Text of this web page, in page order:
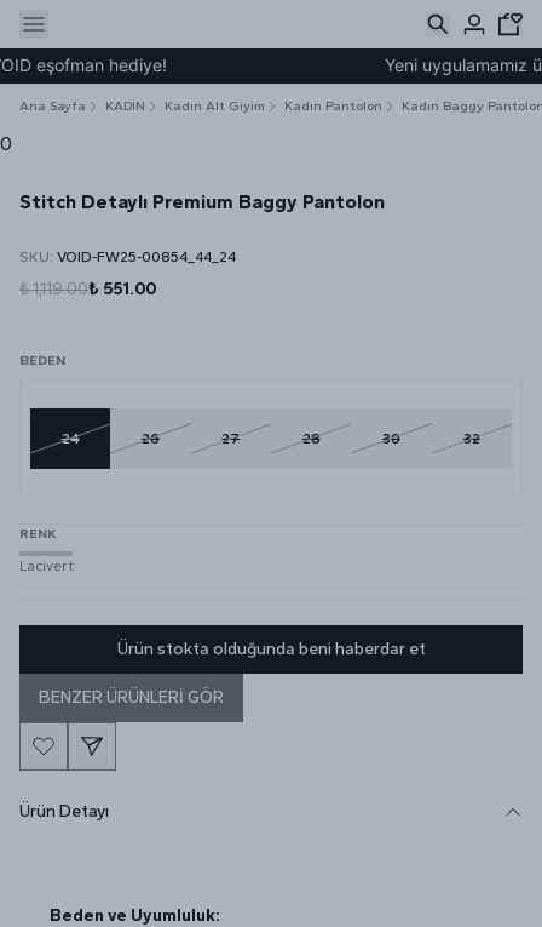
eşofman hediye! Yeni uygulamamız
Ana Sayfa KADIN Kadın Alt Giyim Kadın Pantolon Kadın Baggy
0
Stitch Detaylı Premium Baggy Pantolon
SKU: VOID-FW25-00854_44_24
₺ 1,119.00₺ 551.00
BEDEN
24 26 27 28 30 32
RENK
Lacivert
Ürün stokta olduğunda beni haberdar et
BENZER ÜRÜNLERİ GÖR
Ürün Detayı
Beden ve Uyumluluk: